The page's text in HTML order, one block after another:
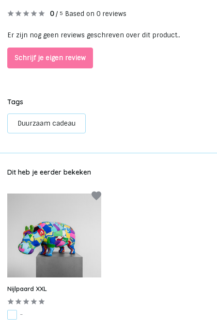
0/ 5 Based on 0 reviews
Er zijn nog geen reviews geschreven over dit product..
Schrijf je eigen review
Tags
Duurzaam cadeau
Dit heb je eerder bekeken
Nijlpaard XXL
-